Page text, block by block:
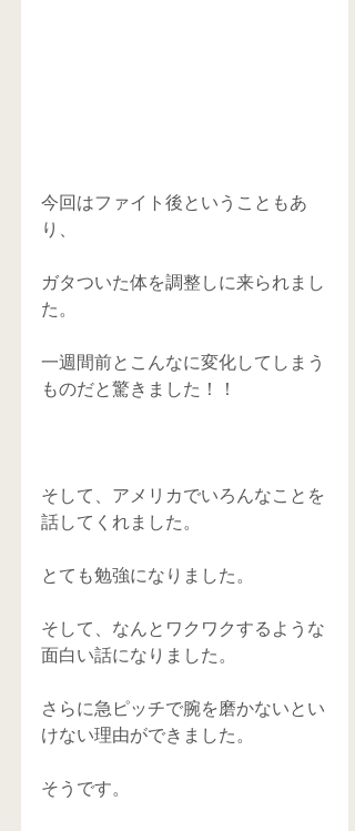
今回はファイト後ということもあ
り、
ガタついた体を調整しに来られまし
た。
一週間前とこんなに変化してしまう
ものだと驚きました！！
そして、アメリカでいろんなことを
話してくれました。
とても勉強になりました。
そして、なんとワクワクするような
面白い話になりました。
さらに急ピッチで腕を磨かないとい
けない理由ができました。
そうです。